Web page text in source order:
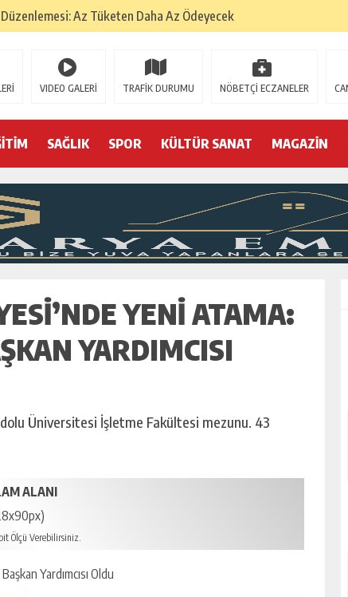
Az Tüketen Daha Az Ödeyecek
Tepreş Coşkusu
kimine zehir
VIDEO GALERİ TRAFİK DURUMU NÖBETÇİ ECZANELER
SAĞLIK SPOR KÜLTÜR SANAT MAGAZİN
YENI ATAMA:
YARDIMCISI
Üniversitesi İşletme Fakültesi mezunu. 43
ALANI
Ölçü Verebilirsiniz.